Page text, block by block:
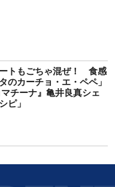
トもごちゃ混ぜ！ 食感
のカーチョ・エ・ペペ」
チーナ』亀井良真シェ
ピ」